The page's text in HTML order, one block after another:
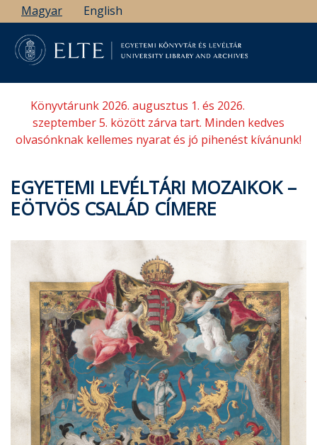
Ugrás
a
tartalomra
Magyar English
Könyvtárunk 2026. augusztus 1. és 2026.
szeptember 5. között zárva tart. Minden kedves
olvasónknak kellemes nyarat és jó pihenést kívánunk!
EGYETEMI LEVÉLTÁRI MOZAIKOK –
EÖTVÖS CSALÁD CÍMERE